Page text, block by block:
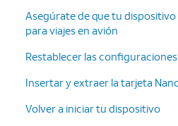
Asegúrate de que tu
para viajes en avión
Restablecer las
Insertar y extraer la tarjeta
Volver a iniciar tu dispositivo